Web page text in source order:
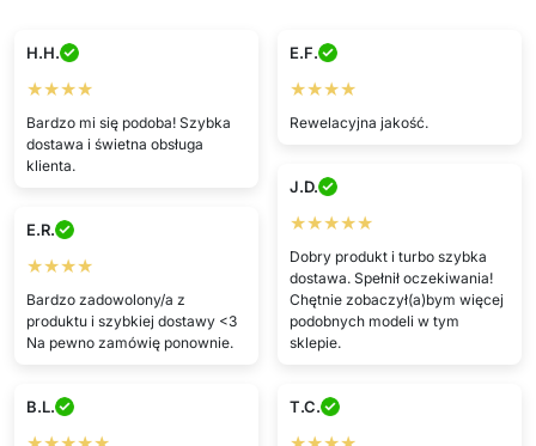
H.H.
★★★★
Bardzo mi się podoba! Szybka
dostawa i świetna obsługa
klienta.
E.F.
★★★★
Rewelacyjna jakość.
J.D.
★★★★★
Dobry produkt i turbo szybka
dostawa. Spełnił oczekiwania!
Chętnie zobaczył(a)bym więcej
podobnych modeli w tym
sklepie.
E.R.
★★★★
Bardzo zadowolony/a z
produktu i szybkiej dostawy <3
Na pewno zamówię ponownie.
B.L. T.C.